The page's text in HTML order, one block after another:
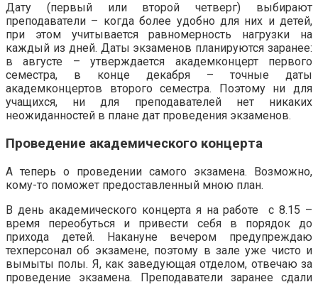
Дату (первый или второй четверг) выбирают
преподаватели – когда более удобно для них и детей,
при этом учитывается равномерность нагрузки на
каждый из дней. Даты экзаменов планируются заранее:
в августе – утверждается академконцерт первого
семестра, в конце декабря – точные даты
академконцертов второго семестра. Поэтому ни для
учащихся, ни для преподавателей нет никаких
неожиданностей в плане дат проведения экзаменов.
Проведение академического концерта
А теперь о проведении самого экзамена. Возможно,
кому-то поможет предоставленный мною план.
В день академического концерта я на работе с 8.15 –
время переобуться и привести себя в порядок до
прихода детей. Накануне вечером предупреждаю
техперсонал об экзамене, поэтому в зале уже чисто и
вымыты полы. Я, как заведующая отделом, отвечаю за
проведение экзамена. Преподаватели заранее сдали